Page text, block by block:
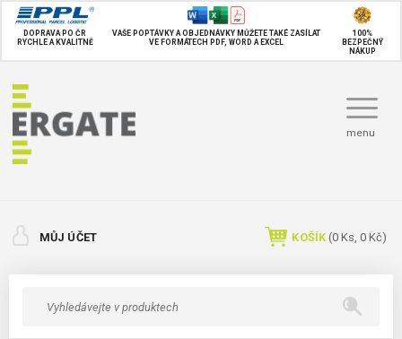
DOPRAVA PO ČR
RYCHLE A KVALITNĚ
VAŠE POPTÁVKY A OBJEDNÁVKY MŮŽETE TAKÉ ZASÍLAT
VE FORMÁTECH PDF, WORD A EXCEL
100%
BEZPEČNÝ
NÁKUP
menu
MŮJ ÚČET KOŠÍK (0 Ks, 0 Kč)